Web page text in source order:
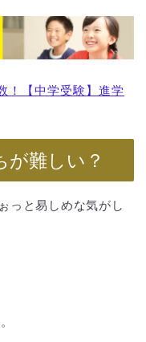
！【中学受験】進学
が難しい？
っと易しめな気がし